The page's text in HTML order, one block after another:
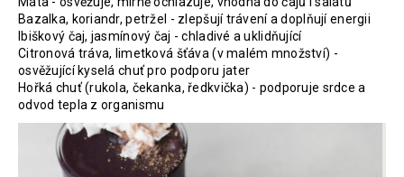
Bazalka, koriandr, petržel - zlepšují trávení a doplňují energii
Ibiškový čaj, jasmínový čaj - chladivé a uklidňující
Citronová tráva, limetková šťáva (v malém množství) -
osvěžující kyselá chuť pro podporu jater
Hořká chuť (rukola, čekanka, ředkvička) - podporuje srdce a
odvod tepla z organismu